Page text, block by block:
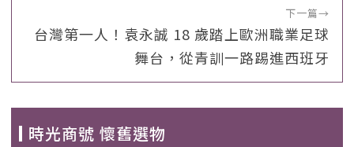
下一篇→
台灣第一人！袁永誠 18 歲踏上歐洲職業足球
舞台，從青訓一路踢進西班牙
時光商號 懷舊選物